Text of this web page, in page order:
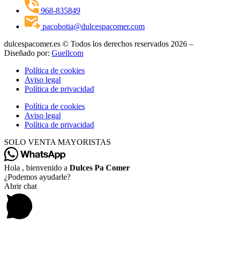
968-835849
pacobotia@dulcespacomer.com
dulcespacomer.es © Todos los derechos reservados 2026 –
Diseñado por: Guellcom
Política de cookies
Aviso legal
Política de privacidad
Política de cookies
Aviso legal
Política de privacidad
SOLO VENTA MAYORISTAS
Hola , bienvenido a Dulces Pa Comer
¿Podemos ayudarle?
Abrir chat